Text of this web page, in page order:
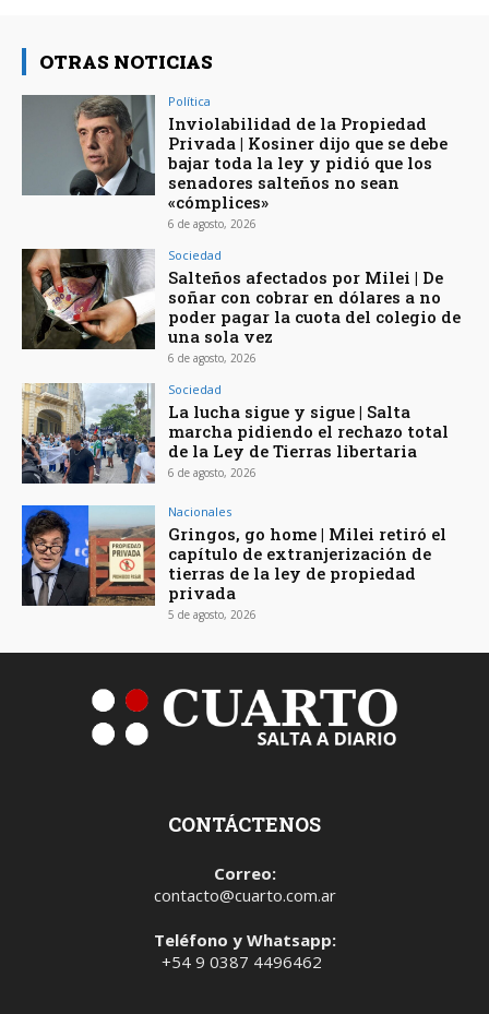
OTRAS NOTICIAS
Política
Inviolabilidad de la Propiedad
Privada | Kosiner dijo que se debe
bajar toda la ley y pidió que los
senadores salteños no sean
«cómplices»
6 de agosto, 2026
Sociedad
Salteños afectados por Milei | De
soñar con cobrar en dólares a no
poder pagar la cuota del colegio de
una sola vez
6 de agosto, 2026
Sociedad
La lucha sigue y sigue | Salta
marcha pidiendo el rechazo total
de la Ley de Tierras libertaria
6 de agosto, 2026
Nacionales
Gringos, go home | Milei retiró el
capítulo de extranjerización de
tierras de la ley de propiedad
privada
5 de agosto, 2026
CONTÁCTENOS
Correo:
contacto@cuarto.com.ar
Teléfono y Whatsapp:
+54 9 0387 4496462